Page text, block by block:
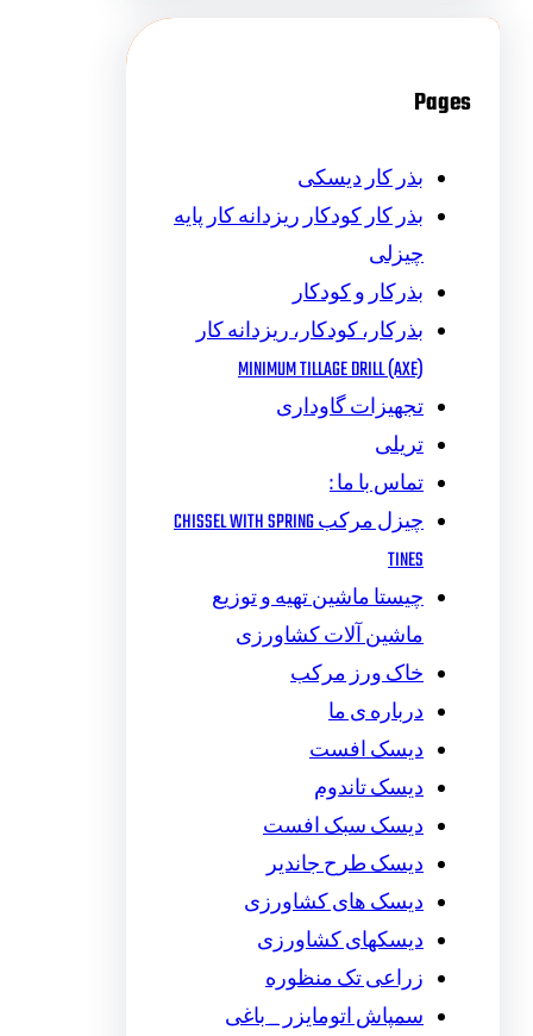
Pages
بذر کار دیسکی
بذر کار کودکار ریزدانه کار پایه
چیزلی
بذرکار و کودکار
بذرکار، کودکار، ریزدانه کار
MINIMUM TILLAGE DRILL (AXE)
تجهیزات گاوداری
تریلی
تماس با ما :
چیزل مرکب CHISSEL WITH SPRING
TINES
چیستا ماشین تهیه و توزیع
ماشین آلات کشاورزی
خاک ورز مرکب
درباره ی ما
دیسک افست
دیسک تاندوم
دیسک سبک افست
دیسک طرح جاندیر
دیسک های کشاورزی
دیسکهای کشاورزی
زراعی تک منظوره
سمپاش اتومایزر _ باغی